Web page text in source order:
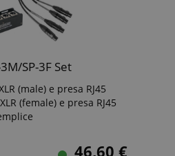
SP-3F Set
(male) e presa RJ45
(female) e presa RJ45
analogici o digitali tramite
46,60 €